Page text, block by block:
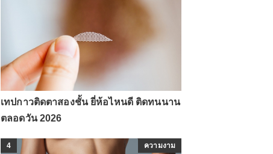
เทปกาวติดตาสองชั้น ยี่ห้อไหนดี ติดทนนาน
ตลอดวัน 2026
4 ความงาม